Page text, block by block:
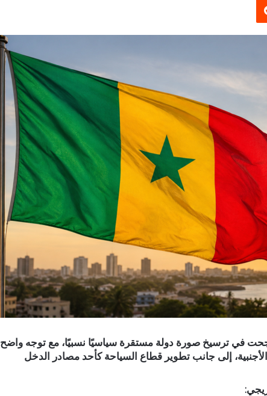
نجحت في ترسيخ صورة دولة مستقرة سياسيًا نسبيًا، مع توجه واضح
إلى جانب تطوير قطاع السياحة كأحد مصادر الدخل